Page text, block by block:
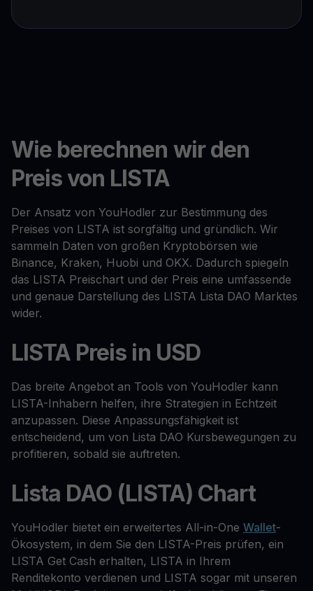
Wie berechnen wir den
Preis von LISTA
Der Ansatz von YouHodler zur Bestimmung des
Preises von LISTA ist sorgfältig und gründlich. Wir
sammeln Daten von großen Kryptobörsen wie
Binance, Kraken, Huobi und OKX. Dadurch spiegeln
das LISTA Preischart und der Preis eine umfassende
und genaue Darstellung des LISTA Lista DAO Marktes
wider.
LISTA Preis in USD
Das breite Angebot an Tools von YouHodler kann
LISTA-Inhabern helfen, ihre Strategien in Echtzeit
anzupassen. Diese Anpassungsfähigkeit ist
entscheidend, um von Lista DAO Kursbewegungen zu
profitieren, sobald sie auftreten.
Lista DAO (LISTA) Chart
YouHodler bietet ein erweitertes All-in-One Wallet-
Ökosystem, in dem Sie den LISTA-Preis prüfen, ein
LISTA Get Cash erhalten, LISTA in Ihrem
Renditekonto verdienen und LISTA sogar mit unseren